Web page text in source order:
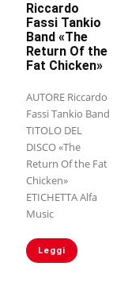
Riccardo
Fassi Tankio
Band «The
Return Of the
Fat Chicken»
AUTORE Riccardo
Fassi Tankio Band
TITOLO DEL
DISCO «The
Return Of the Fat
Chicken»
ETICHETTA Alfa
Music
Leggi